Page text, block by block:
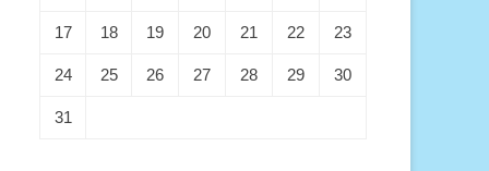
17 18 19 20 21 22 23
24 25 26 27 28 29 30
31